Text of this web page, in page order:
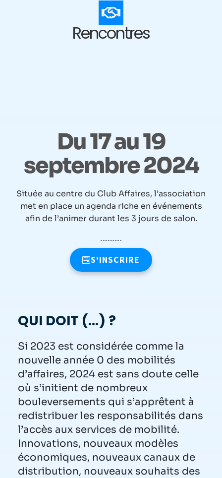
Rencontres
Du 17 au 19
septembre 2024
Située au centre du Club Affaires, l’association
met en place un agenda riche en événements
afin de l’animer durant les 3 jours de salon.
S'INSCRIRE
QUI DOIT (…) ?
Si 2023 est considérée comme la
nouvelle année 0 des mobilités
d’affaires, 2024 est sans doute celle
où s’initient de nombreux
bouleversements qui s’apprêtent à
redistribuer les responsabilités dans
l’accès aux services de mobilité.
Innovations, nouveaux modèles
économiques, nouveaux canaux de
distribution, nouveaux souhaits des